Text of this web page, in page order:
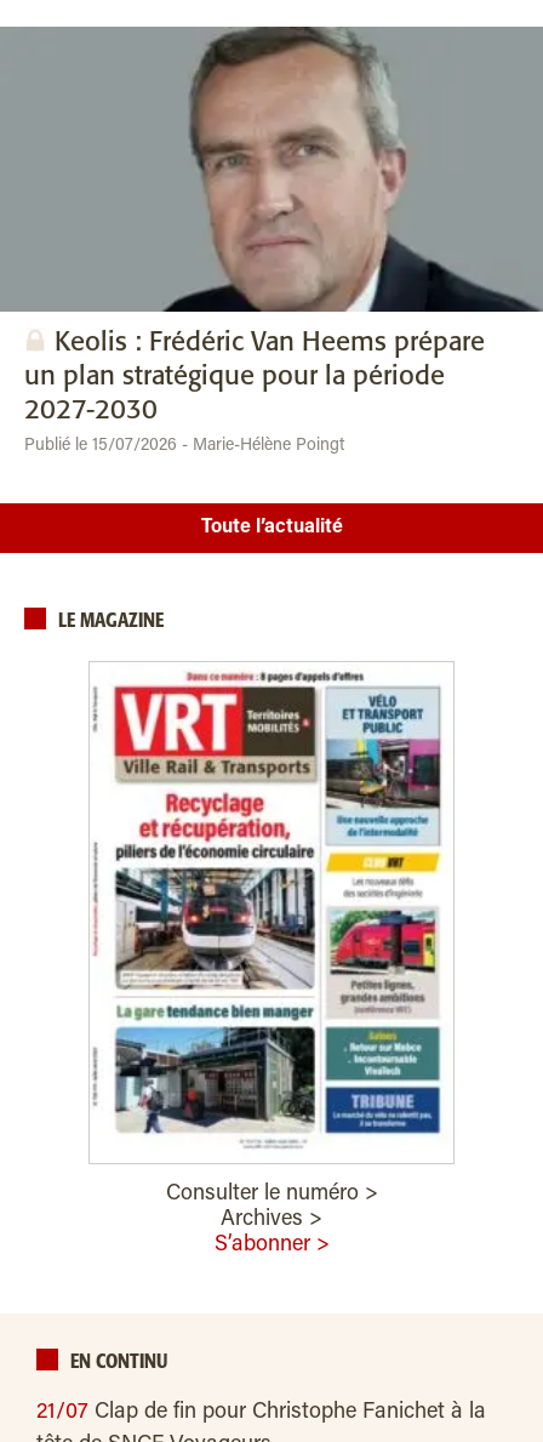
Keolis : Frédéric Van Heems prépare
un plan stratégique pour la période
2027-2030
Publié le 15/07/2026 - Marie-Hélène Poingt
Toute l’actualité
LE MAGAZINE
Consulter le numéro >
Archives >
S’abonner >
EN CONTINU
21/07 Clap de fin pour Christophe Fanichet à la